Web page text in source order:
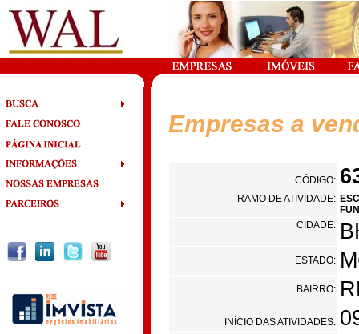
Empresas a
CÓDIGO:
RAMO DE ATIVIDADE:
CIDADE:
ESTADO:
BAIRRO:
INÍCIO DAS ATIVIDADES: